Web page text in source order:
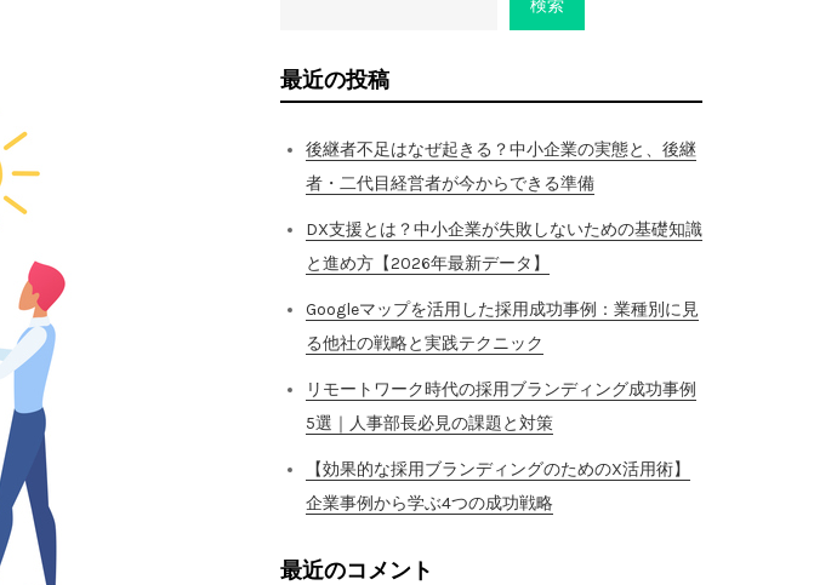
検索
最近の投稿
後継者不足はなぜ起きる？中小企業の実態と、後継
者・二代目経営者が今からできる準備
DX支援とは？中小企業が失敗しないための基礎知識
と進め方【2026年最新データ】
Googleマップを活用した採用成功事例：業種別に見
る他社の戦略と実践テクニック
リモートワーク時代の採用ブランディング成功事例
5選｜人事部長必見の課題と対策
【効果的な採用ブランディングのためのX活用術】
企業事例から学ぶ4つの成功戦略
最近のコメント